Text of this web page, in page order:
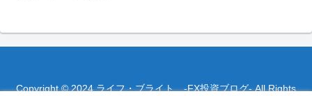
Copyright © 2024 ライフ・ブライト -FX投資ブログ- All Rights